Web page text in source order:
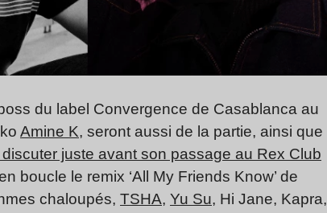
du label Convergence de Casablanca au
Amine K, seront aussi de la partie, ainsi que
juste avant son passage au Rex Club
boucle le remix ‘All My Friends Know’ de
chaloupés, TSHA, Yu Su, Hi Jane, Kapra,